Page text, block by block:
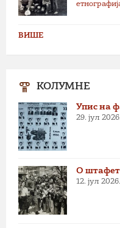
ВИШЕ
КОЛУМНЕ
Упис на
29. јул 2026.
О
12. јул 2026.